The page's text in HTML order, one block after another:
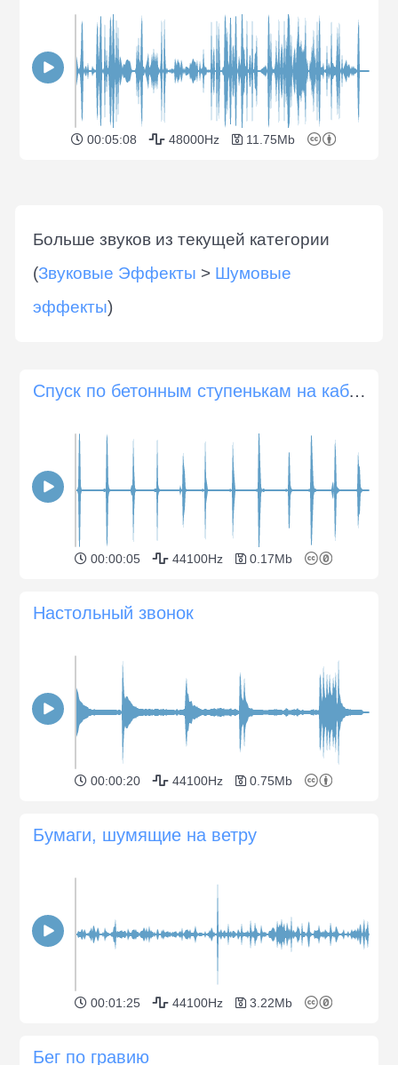
00:05:08 48000Hz 11.75Mb
Больше звуков из текущей категории
(Звуковые Эффекты > Шумовые
эффекты)
Спуск по бетонным ступенькам на каблуках
00:00:05 44100Hz 0.17Mb
Настольный звонок
00:00:20 44100Hz 0.75Mb
Бумаги, шумящие на ветру
00:01:25 44100Hz 3.22Mb
Бег по гравию